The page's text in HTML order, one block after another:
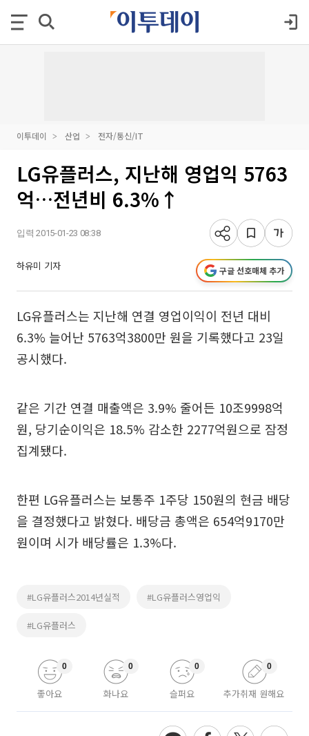
이투데이 산업 전자/통신/IT
LG유플러스, 지난해 영업익 5763
억…전년비 6.3%↑
입력 2015-01-23 08:38
하유미 기자 구글 선호매체 추가
LG유플러스는 지난해 연결 영업이익이 전년 대비
6.3% 늘어난 5763억3800만 원을 기록했다고 23일
공시했다.
같은 기간 연결 매출액은 3.9% 줄어든 10조9998억
원, 당기순이익은 18.5% 감소한 2277억원으로 잠정
집계됐다.
한편 LG유플러스는 보통주 1주당 150원의 현금 배당
을 결정했다고 밝혔다. 배당금 총액은 654억9170만
원이며 시가 배당률은 1.3%다.
#LG유플러스2014년실적 #LG유플러스영업익
#LG유플러스
좋아요
0
화나요
0
슬퍼요
0
추가취재 원해요
0